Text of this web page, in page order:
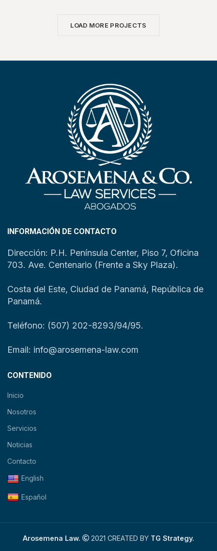
LOAD MORE PROJECTS
INFORMACIÓN DE CONTACTO
Dirección: P.H. Península Center, Piso 7, Oficina
703. Ave. Centenario (Frente a Sky Plaza).
Costa del Este, Ciudad de Panamá, República de
Panamá.
Teléfono: (507) 202-8293/94/95.
Email: info@arosemena-law.com
CONTENIDO
Inicio
Nosotros
Servicios
Noticias
Contacto
English
Español
Arosemena Law. 2021 CREATED BY TG Strategy.